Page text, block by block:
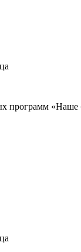
программ «Наше